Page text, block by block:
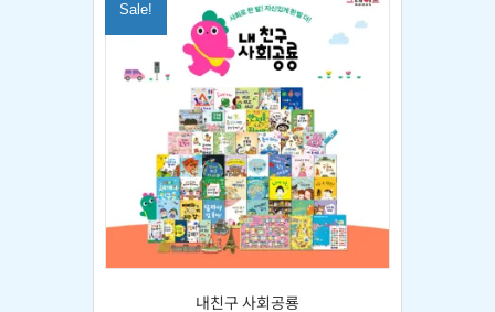
Sale!
내친구 사회공룡